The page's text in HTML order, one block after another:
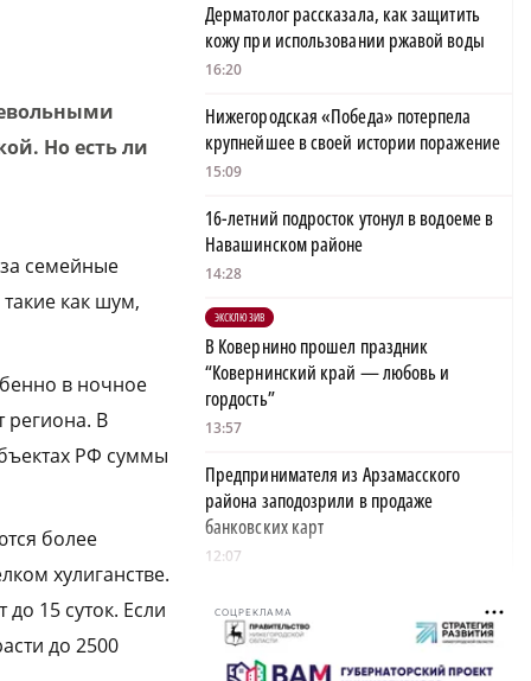
Но есть ли
семейные
как шум,
в ночное
региона. В
РФ суммы
более
хулиганстве.
15 суток. Если
до 2500
Дерматолог рассказала, как защитить
кожу при использовании ржавой воды
16:20
Нижегородская «Победа» потерпела
крупнейшее в своей истории поражение
15:09
16-летний подросток утонул в водоеме в
Навашинском районе
14:28
ЭКСКЛЮЗИВ
В Ковернино прошел праздник
“Ковернинский край — любовь и
гордость”
13:57
Предпринимателя из Арзамасского
района заподозрили в продаже
банковских карт
12:07
Четырехлетний ребенок пострадал при
столкновении машин в Нижнем
Новгороде
СОЦРЕКЛАМА